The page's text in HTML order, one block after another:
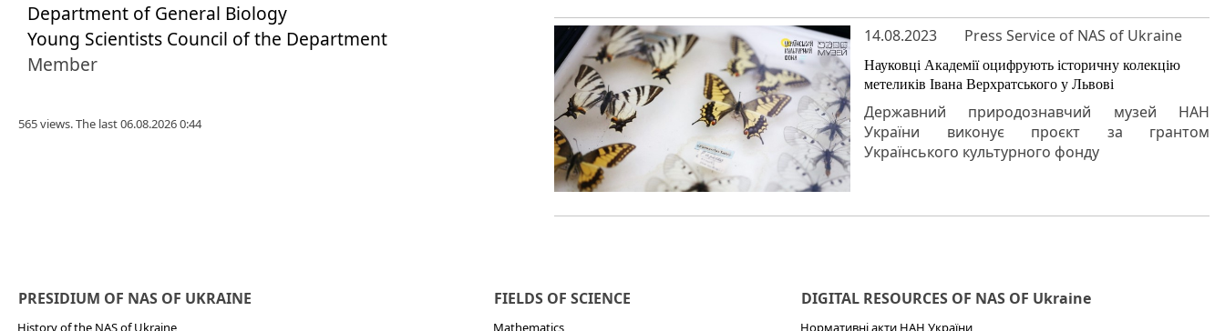
Department of General Biology
Young Scientists Council of the Department
Member
565 views. The last 06.08.2026 0:44
14.08.2023 Press Service of NAS of Ukraine
Науковці Академії оцифрують історичну колекцію
метеликів Івана Верхратського у Львові
Державний природознавчий музей НАН
України виконує проєкт за грантом
Українського культурного фонду
PRESIDIUM OF NAS OF UKRAINE
History of the NAS of Ukraine
FIELDS OF SCIENCE
Mathematics
DIGITAL RESOURCES OF NAS OF Ukraine
Нормативні акти НАН України